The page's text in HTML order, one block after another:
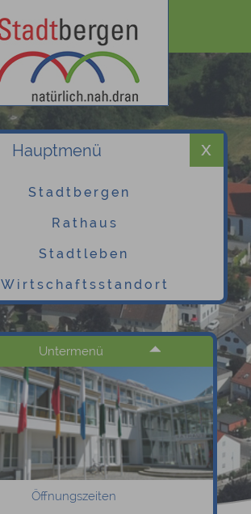
Hauptmenü
Stadtbergen
Rathaus
Stadtleben
Wirtschaftsstandort
Untermenü
Öffnungszeiten